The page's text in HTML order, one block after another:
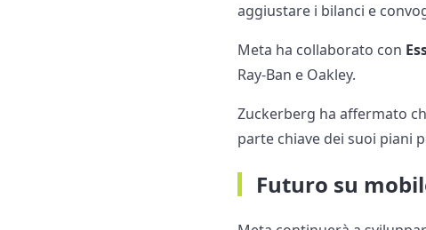
aggiustare i bilanci e
Meta ha collaborato con
Ray-Ban e Oakley.
Zuckerberg ha affermato
parte chiave dei suoi piani
Futuro su